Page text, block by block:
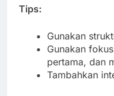
Tips:
Gunakan
Gunakan
pertama, dan
Tambahkan